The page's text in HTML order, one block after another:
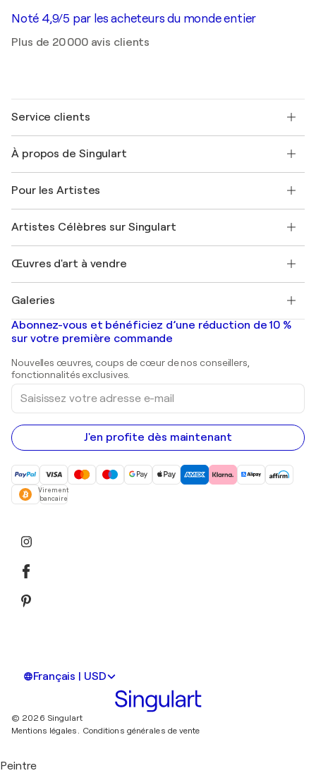
Noté 4,9/5 par les acheteurs du monde entier
Plus de 20 000 avis clients
Service clients
Expédition
Offrir une carte cadeau
Rejoignez notre programme commercial
Mon compte
+33 1 76 44 06 42
À propos de Singulart
FAQ
Magazine Singulart
Emplois
Découvrez une sélection d'art original
Pour les Artistes
Se connecter en tant qu'Artiste
Artistes Célèbres sur Singulart
Marc Chagall
Banksy
Mr. Brainwash
Shepard Fairey
Œuvres d'art à vendre
Tableaux abstraits à vendre
Peintures de paysage
Estampes
Peintures acryliques
Galeries
Galeries d'art en France
Galeries d'art en Belgique
Abonnez-vous et bénéficiez d’une réduction de 10 %
sur votre première commande
Nouvelles œuvres, coups de cœur de nos conseillers,
fonctionnalités exclusives.
Saisissez
votre
adresse
e-
mail
J'en profite dès maintenant
Virement
bancaire
Français | USD
© 2026 Singulart
Mentions légales. Conditions générales de vente
Peintre